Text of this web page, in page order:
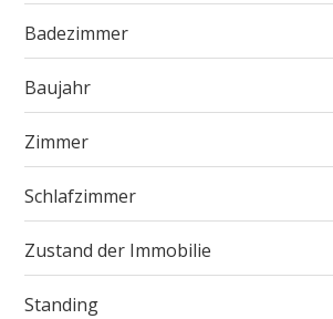
Badezimmer
Baujahr
Zimmer
Schlafzimmer
Zustand der Immobilie
Standing